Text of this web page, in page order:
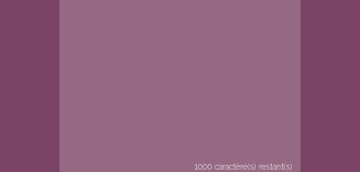
1000 caractère(s) restant(s)